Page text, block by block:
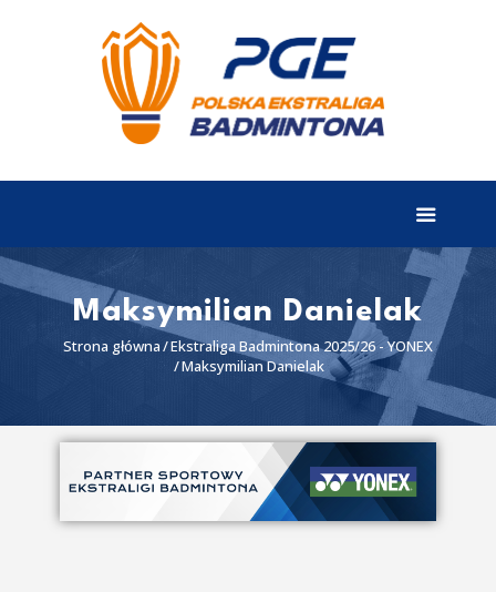
Maksymilian Danielak
Strona główna Ekstraliga Badmintona 2025/26 - YONEX
Maksymilian Danielak
EKSTRALIGA
Aktualności
Tabela
Wyniki
Terminarz
I liga
II liga